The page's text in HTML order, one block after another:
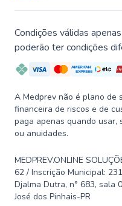
Condições válidas
poderão ter condições
A Medprev não é plano de
financeira de riscos e de
paga apenas quando usar,
ou anuidades.
MEDPREV.ONLINE
62 / Inscrição Municipal:
Djalma Dutra, n° 683, sala
José dos Pinhais-PR